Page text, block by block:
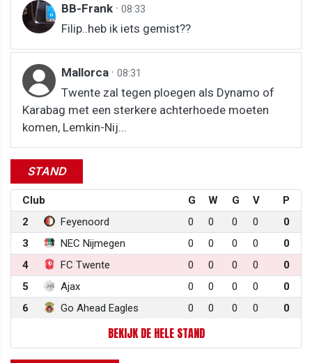
BB-Frank · 08:33
Filip..heb ik iets gemist??
Mallorca · 08:31
Twente zal tegen ploegen als Dynamo of
Karabag met een sterkere achterhoede moeten
komen, Lemkin-Nij...
STAND
Club G W G V
P
2
Feyenoord 0 0 0 0
0
3
NEC Nijmegen 0 0 0 0
0
4
FC Twente 0 0 0 0
0
5
Ajax 0 0 0 0
0
6
Go Ahead Eagles 0 0 0 0 0
BEKIJK DE HELE STAND